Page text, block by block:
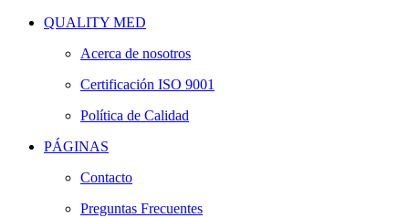
QUALITY MED
Acerca de nosotros
Certificación ISO 9001
Política de Calidad
PÁGINAS
Contacto
Preguntas Frecuentes